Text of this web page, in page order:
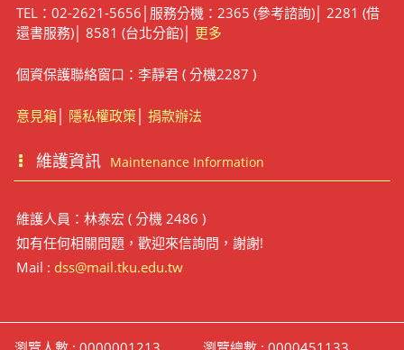
TEL：02-2621-5656│服務分機：2365 (參考諮詢)│ 2281 (借
還書服務)│ 8581 (台北分館)│ 更多
個資保護聯絡窗口：李靜君 ( 分機2287 )
意見箱│ 隱私權政策│ 捐款辦法
維護資訊 Maintenance Information
維護人員：林泰宏 ( 分機 2486 )
如有任何相關問題，歡迎來信詢問，謝謝!
Mail : dss@mail.tku.edu.tw